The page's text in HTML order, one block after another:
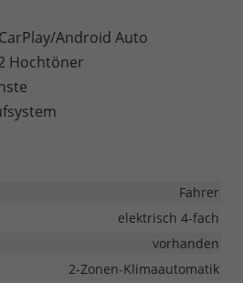
Android Auto
Hochtöner
Fahrer
elektrisch 4-fach
vorhanden
2-Zonen-Klimaautomatik